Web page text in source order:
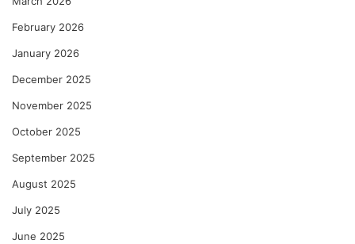
February 2026
January 2026
December 2025
November 2025
October 2025
September 2025
August 2025
July 2025
June 2025